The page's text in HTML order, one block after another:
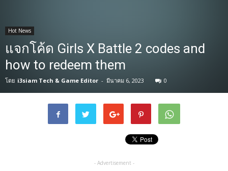
Hot News
แจกโค้ด Girls X Battle 2 codes and
how to redeem them
โดย i3siam Tech & Game Editor - มีนาคม 6, 2023 0
- Advertisement -